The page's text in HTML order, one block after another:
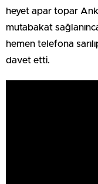
heyet apar topar
mutabakat
hemen telefona
davet etti.